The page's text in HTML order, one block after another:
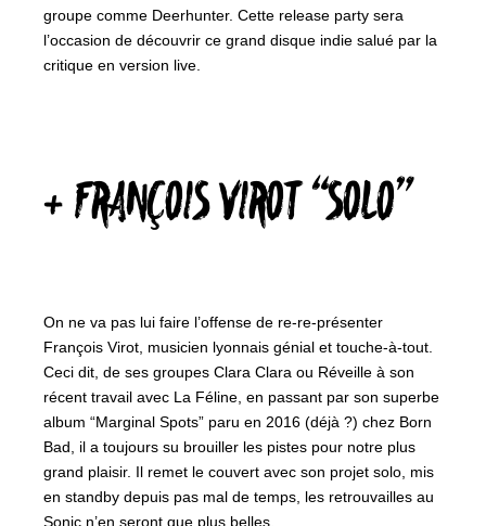
groupe comme Deerhunter. Cette release party sera
l’occasion de découvrir ce grand disque indie salué par la
critique en version live.
+ FRANÇOIS VIROT “SOLO”
On ne va pas lui faire l’offense de re-re-présenter
François Virot, musicien lyonnais génial et touche-à-tout.
Ceci dit, de ses groupes Clara Clara ou Réveille à son
récent travail avec La Féline, en passant par son superbe
album “Marginal Spots” paru en 2016 (déjà ?) chez Born
Bad, il a toujours su brouiller les pistes pour notre plus
grand plaisir. Il remet le couvert avec son projet solo, mis
en standby depuis pas mal de temps, les retrouvailles au
Sonic n’en seront que plus belles.